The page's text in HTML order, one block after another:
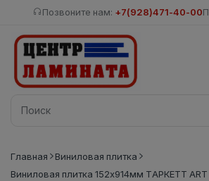
Позвоните нам: +7(928)471-40-00
Главная
Виниловая плитка
Виниловая плитка 152x914мм ТАРКЕТТ ART